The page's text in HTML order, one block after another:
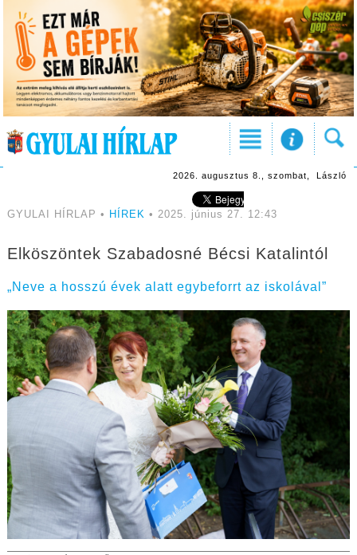
2026. augusztus 8., szombat, László
GYULAI HÍRLAP • HÍREK • 2025. június 27. 12:43
Elköszöntek Szabadosné Bécsi Katalintól
„Neve a hosszú évek alatt egybeforrt az iskolával”